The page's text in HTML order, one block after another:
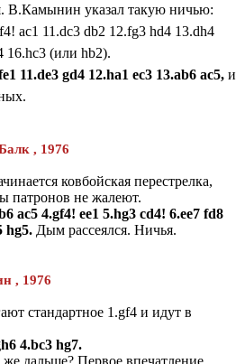
В.Камынин указал такую ничью:
ac1 11.dc3 db2 12.fg3 hd4 13.dh4
16.hc3 (или hb2).
11.de3 gd4 12.ha1 ec3 13.ab6 ac5, и
, 1976
ковбойская перестрелка,
патронов не жалеют.
ac5 4.gf4! ee1 5.hg3 cd4! 6.ee7 fd8
hg5. Дым рассеялся. Ничья.
, 1976
стандартное 1.gf4 и идут в
4.bc3 hg7.
дальше? Первое впечатление